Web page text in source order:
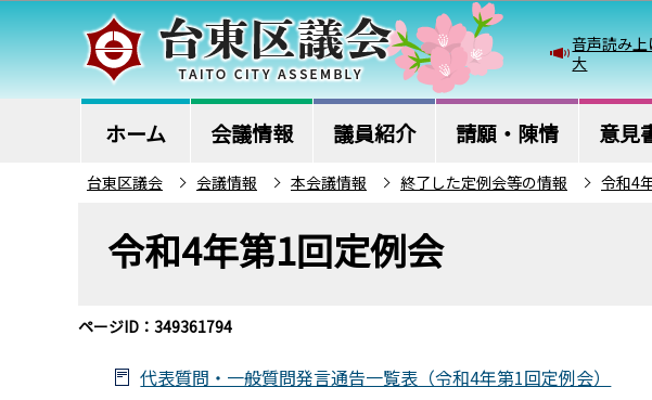
こ
の
ペ
ー
音声読み
大
ホーム 会議情報 議員紹介 請願・陳情 意見
台東区議会 会議情報 本会議情報 終了した定例会等の情報 令和4
か
令和4年第1回定例会
ページID：349361794
代表質問・一般質問発言通告一覧表（令和4年第1回定例会）